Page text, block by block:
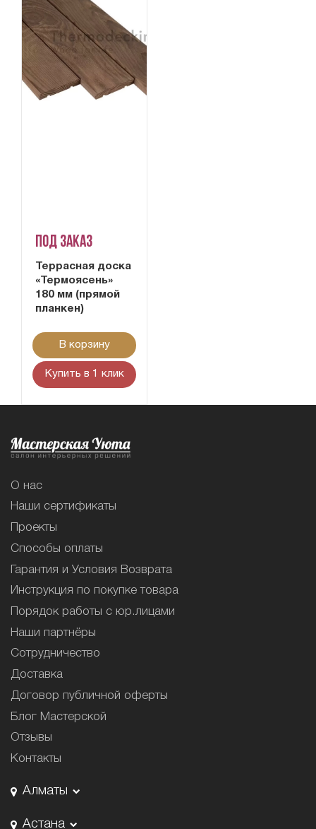
Под заказ
Террасная доска
«Термоясень»
180 мм (прямой
планкен)
В корзину
Купить в 1 клик
О нас
Наши сертификаты
Проекты
Способы оплаты
Гарантия и Условия Возврата
Инструкция по покупке товара
Порядок работы с юр.лицами
Наши партнёры
Сотрудничество
Доставка
Договор публичной оферты
Блог Мастерской
Отзывы
Контакты
Алматы
Астана